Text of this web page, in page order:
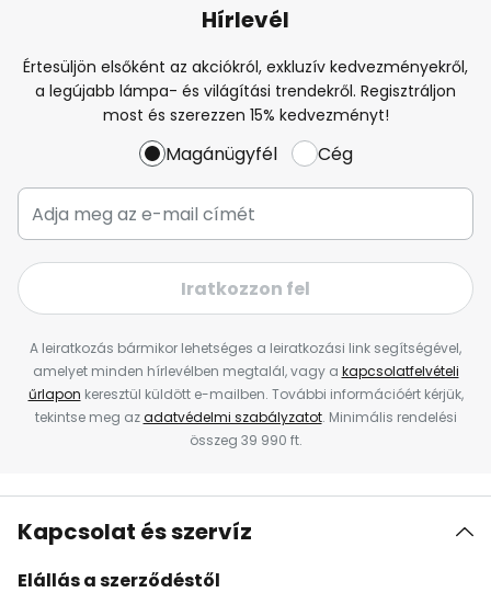
Hírlevél
Értesüljön elsőként az akciókról, exkluzív kedvezményekről,
a legújabb lámpa- és világítási trendekről. Regisztráljon
most és szerezzen 15% kedvezményt!
Magánügyfél Cég
Iratkozzon fel
A leiratkozás bármikor lehetséges a leiratkozási link segítségével,
amelyet minden hírlevélben megtalál, vagy a kapcsolatfelvételi
űrlapon keresztül küldött e-mailben. További információért kérjük,
tekintse meg azadatvédelmi szabályzatot. Minimális rendelési
összeg 39 990 ft.
Kapcsolat és szervíz
Elállás a szerződéstől